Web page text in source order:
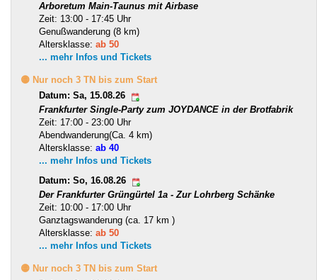
Arboretum Main-Taunus mit Airbase
Zeit: 13:00 - 17:45 Uhr
Genußwanderung (8 km)
Altersklasse: ab 50
... mehr Infos und Tickets
🟡 Nur noch 3 TN bis zum Start
Datum: Sa, 15.08.26
Frankfurter Single-Party zum JOYDANCE in der Brotfabrik
Zeit: 17:00 - 23:00 Uhr
Abendwanderung(Ca. 4 km)
Altersklasse: ab 40
... mehr Infos und Tickets
Datum: So, 16.08.26
Der Frankfurter Grüngürtel 1a - Zur Lohrberg Schänke
Zeit: 10:00 - 17:00 Uhr
Ganztagswanderung (ca. 17 km )
Altersklasse: ab 50
... mehr Infos und Tickets
🟡 Nur noch 3 TN bis zum Start